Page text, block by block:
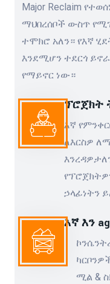
Major Reclaim
ማህበረሰቦች ውስጥ
ተሞክሮ አለን። የእኛ
እንደሚሆን ተደርጎ
የማይኖር ነው።
ፕሮጀክት
እኛ
ለእርስዎ
ኃላፊነትን
እኛ እን
ሚል &